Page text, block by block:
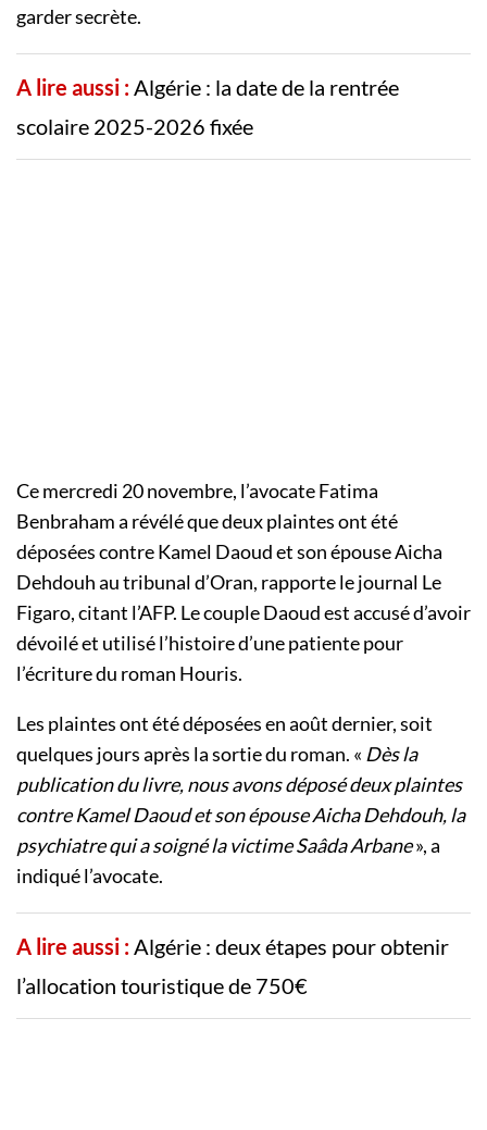
garder secrète.
A lire aussi :Algérie : la date de la rentrée
scolaire 2025-2026 fixée
Ce mercredi 20 novembre, l’avocate Fatima
Benbraham a révélé que deux plaintes ont été
déposées contre Kamel Daoud et son épouse Aicha
Dehdouh au tribunal d’Oran, rapporte le journal Le
Figaro, citant l’AFP. Le couple Daoud est accusé d’avoir
dévoilé et utilisé l’histoire d’une patiente pour
l’écriture du roman Houris.
Les plaintes ont été déposées en août dernier, soit
quelques jours après la sortie du roman. « Dès la
publication du livre, nous avons déposé deux plaintes
contre Kamel Daoud et son épouse Aicha Dehdouh, la
psychiatre qui a soigné la victime Saâda Arbane», a
indiqué l’avocate.
A lire aussi :Algérie : deux étapes pour obtenir
l’allocation touristique de 750€